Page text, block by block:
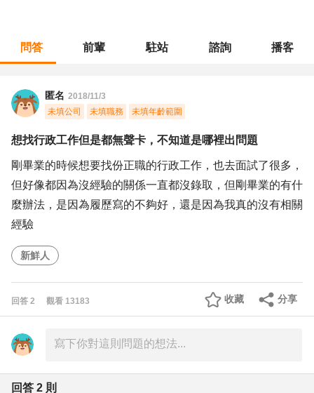
問答 前輩 駐站 諮詢 播客
匿名 2018/11/3
未填公司
未填職務 未填年齡範圍
想找行政工作但是都無聲卡，不知道是哪裡出問題
剛畢業的時候想要找份正職的行政工作，也去面試了很多，
但好像都因為沒經驗的關係一直都沒錄取，但剛畢業的有什
麼辦法，是因為履歷寫的不夠好，還是因為我真的沒有相關
經驗
新鮮人
回答 2 觀看 13183 分享
收藏
回答 2 則